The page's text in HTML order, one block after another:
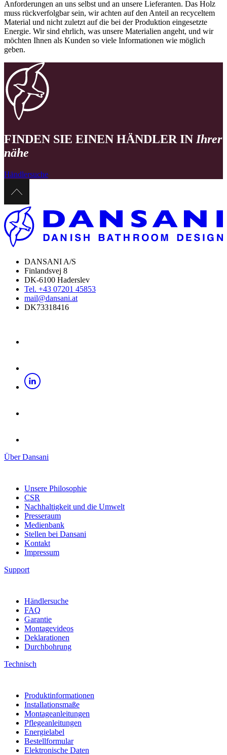
Anforderungen an uns selbst und an unsere Lieferanten. Das Holz
muss rückverfolgbar sein, wir achten auf den Anteil an recyceltem
Material und nicht zuletzt auf die bei der Produktion eingesetzte
Energie. Wir sind ehrlich, was unsere Materialien angeht, und wir
möchten Ihnen als Kunden so viele Informationen wie möglich
geben.
FINDEN SIE EINEN HÄNDLER IN Ihrer
nähe
Händlersuche
DANSANI A/S
Finlandsvej 8
DK-6100 Haderslev
Tel. +43 07201 45853
mail@dansani.at
DK73318416
Über Dansani
Unsere Philosophie
CSR
Nachhaltigkeit und die Umwelt
Presseraum
Medienbank
Stellen bei Dansani
Kontakt
Impressum
Support
Händlersuche
FAQ
Garantie
Montagevideos
Deklarationen
Durchbohrung
Technisch
Produktinformationen
Installationsmaße
Montageanleitungen
Pflegeanleitungen
Energielabel
Bestellformular
Elektronische Daten